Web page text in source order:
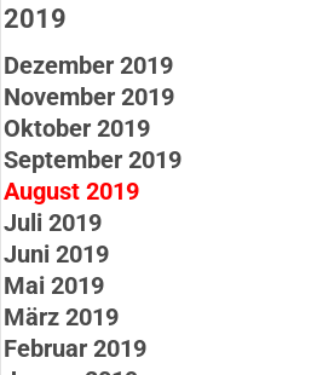
2019
Dezember 2019
November 2019
Oktober 2019
September 2019
August 2019
Juli 2019
Juni 2019
Mai 2019
März 2019
Februar 2019